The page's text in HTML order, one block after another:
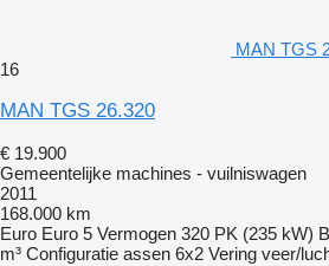
MAN TGS
16
MAN TGS 26.320
€ 19.900
Gemeentelijke machines - vuilniswagen
2011
168.000 km
Euro Euro 5 Vermogen 320 PK (235 kW)
m³ Configuratie assen 6x2 Vering veer/